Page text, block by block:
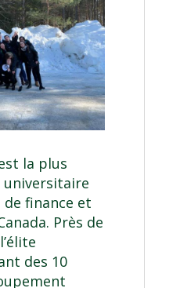
la plus
finance et
Près de
des 10